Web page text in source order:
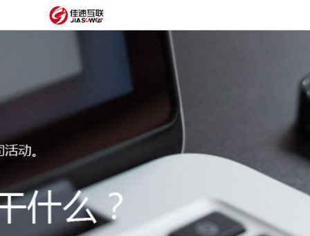
设
网
建
制
板
抖
获
里
经